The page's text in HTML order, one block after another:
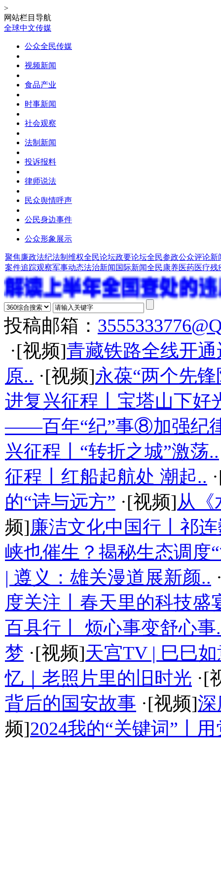
>
网站栏目导航
全球中文传媒
公众全民传媒
视频新闻
食品产业
时事新闻
社会观察
法制新闻
投诉报料
律师说法
民众舆情呼声
公民身边事件
公众形象展示
聚焦廉政法纪法制维权全民论坛政要论坛全民参政公众评论新
案件追踪观察军事动态法治新闻 国际新闻全民康养医药医疗残
投稿邮箱：
·[视频]青藏铁路全线开
原.. ·[视频]永葆“两个先
进复兴征程丨宝塔山下好
——百年“纪”事⑧加强纪
兴征程丨“转折之城”激荡..
征程丨红船起航处 潮起..
的“诗与远方” ·[视频]从《
频]廉洁文化中国行丨祁
峡也催生？揭秘生态调度
| 遵义：雄关漫道展新颜..
度关注丨春天里的科技盛
百县行丨 烦心事变舒心事
梦 ·[视频]天宫TV | 巳巳
忆｜老照片里的旧时光 ·[
背后的国安故事 ·[视频]深
频]2024我的“关键词”丨